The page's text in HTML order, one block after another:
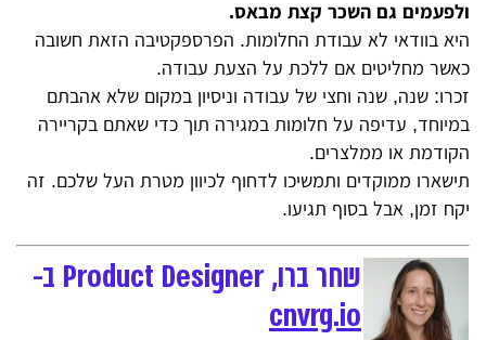
ולפעמים גם השכר קצת מבאס.
היא בוודאי לא עבודת החלומות. הפרספקטיבה הזאת חשובה
כאשר מחליטים אם ללכת על הצעת עבודה.
זכרו: שנה, שנה וחצי של עבודה וניסיון במקום שלא אהבתם
במיוחד, עדיפה על חלומות במגירה תוך כדי שאתם בקריירה
הקודמת או ממלצרים.
תישארו ממוקדים ותמשיכו לדחוף לכיוון מטרת העל שלכם. זה
יקח זמן, אבל בסוף תגיעו.
שחר ברו, Product Designer ב-
cnvrg.io